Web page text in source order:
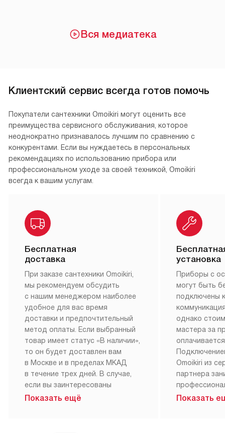
Вся медиатека
Клиентский сервис всегда готов помочь
Покупатели сантехники Omoikiri могут оценить все
преимущества сервисного обслуживания, которое
неоднократно признавалось лучшим по сравнению с
конкурентами. Если вы нуждаетесь в персональных
рекомендациях по использованию прибора или
профессиональном уходе за своей техникой, Omoikiri
всегда к вашим услугам.
Бесплатная
доставка
При заказе сантехники Omoikiri,
мы рекомендуем обсудить
с нашим менеджером наиболее
удобное для вас время
доставки и предпочтительный
метод оплаты. Если выбранный
товар имеет статус «В наличии»,
то он будет доставлен вам
в Москве и в пределах МКАД
в течение трех дней. В случае,
если вы заинтересованы
в товаре, который доступен
Показать ещё
установка
Приборы с
могут быть
подключены
однако
мастера за
Omoikiri из
партнера
Наш сервис
Показать